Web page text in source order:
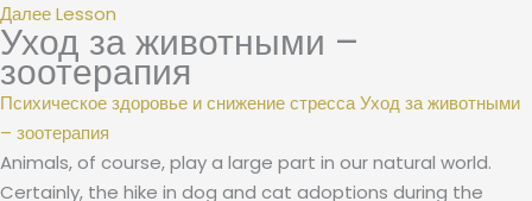
Далее Lesson
Уход за животными –
зоотерапия
Психическое здоровье и снижение стрессаУход за животными
– зоотерапия
Animals, of course, play a large part in our natural world.
Certainly, the hike in dog and cat adoptions during the